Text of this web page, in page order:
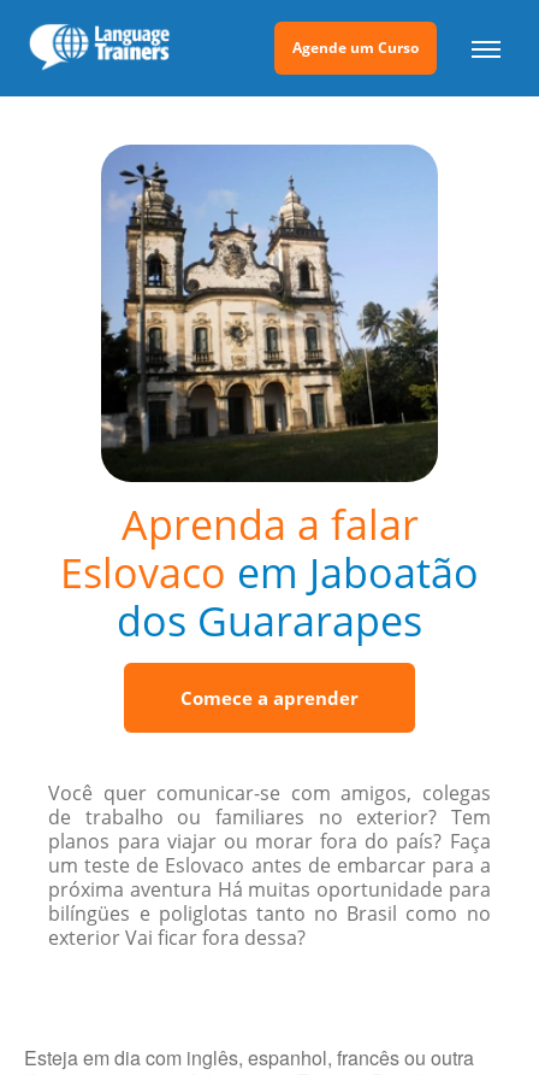
Agende um Curso
Aprenda a falar
Eslovaco em Jaboatão
dos Guararapes
Comece a aprender
Você quer comunicar-se com amigos, colegas
de trabalho ou familiares no exterior? Tem
planos para viajar ou morar fora do país? Faça
um teste de Eslovaco antes de embarcar para a
próxima aventura Há muitas oportunidade para
bilíngües e poliglotas tanto no Brasil como no
exterior Vai ficar fora dessa?
Esteja em dia com inglês, espanhol, francês ou outra